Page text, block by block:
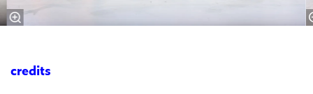
credits